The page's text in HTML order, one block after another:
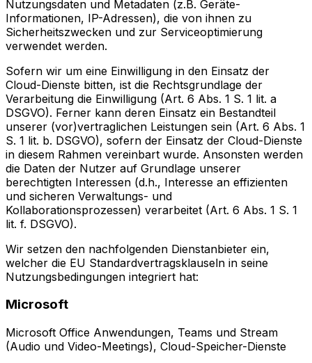
Nutzungsdaten und Metadaten (z.B. Geräte-
Informationen, IP-Adressen), die von ihnen zu
Sicherheitszwecken und zur Serviceoptimierung
verwendet werden.
Sofern wir um eine Einwilligung in den Einsatz der
Cloud-Dienste bitten, ist die Rechtsgrundlage der
Verarbeitung die Einwilligung (Art. 6 Abs. 1 S. 1 lit. a
DSGVO). Ferner kann deren Einsatz ein Bestandteil
unserer (vor)vertraglichen Leistungen sein (Art. 6 Abs. 1
S. 1 lit. b. DSGVO), sofern der Einsatz der Cloud-Dienste
in diesem Rahmen vereinbart wurde. Ansonsten werden
die Daten der Nutzer auf Grundlage unserer
berechtigten Interessen (d.h., Interesse an effizienten
und sicheren Verwaltungs- und
Kollaborationsprozessen) verarbeitet (Art. 6 Abs. 1 S. 1
lit. f. DSGVO).
Wir setzen den nachfolgenden Dienstanbieter ein,
welcher die EU Standardvertragsklauseln in seine
Nutzungsbedingungen integriert hat:
Microsoft
Microsoft Office Anwendungen, Teams und Stream
(Audio und Video-Meetings), Cloud-Speicher-Dienste